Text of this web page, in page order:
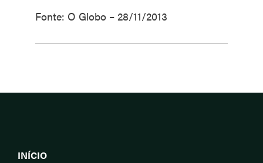
Fonte: O Globo – 28/11/2013
INÍCIO